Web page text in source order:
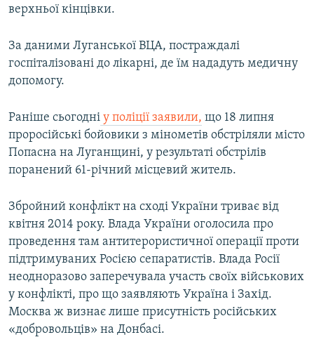
верхньої кінцівки.
За даними Луганської ВЦА, постраждалі
госпіталізовані до лікарні, де їм нададуть медичну
допомогу.
Раніше сьогодні у поліції заявили, що 18 липня
проросійські бойовики з мінометів обстріляли місто
Попасна на Луганщині, у результаті обстрілів
поранений 61-річний місцевий житель.
Збройний конфлікт на сході України триває від
квітня 2014 року. Влада України оголосила про
проведення там антитерористичної операції проти
підтримуваних Росією сепаратистів. Влада Росії
неодноразово заперечувала участь своїх військових
у конфлікті, про що заявляють Україна і Захід.
Москва ж визнає лише присутність російських
«добровольців» на Донбасі.